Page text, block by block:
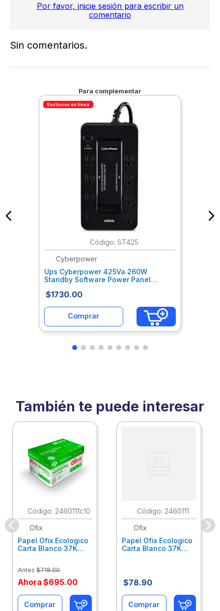
Por favor, inicie sesión para escribir un
comentario
Sin comentarios.
Para complementar
Exclusivo en línea
: ST425
Cyberpower
Ups Cyberpower 425Va 260W
Standby Software Power Panel
Greenpower Upst Cycreuab101
$1730.00
Comprar
También te puede interesar
: 2460111c10
Ofix
Papel Ofix Ecologico
Carta Blanco 37K
Antes $718.00
Ahora $695.00
Comprar
: 2460111
Ofix
Papel Ofix Ecologico
Carta Blanco 37K
$78.90
Comprar